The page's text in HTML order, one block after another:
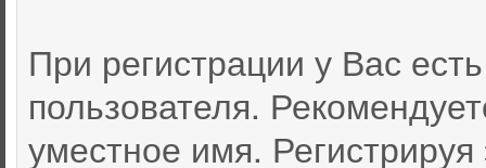
При регистрации у Вас
пользователя.
уместное имя.